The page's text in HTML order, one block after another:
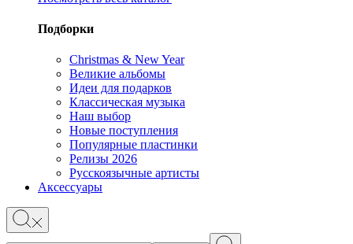
Подборки
Christmas & New Year
Великие альбомы
Идеи для подарков
Классическая музыка
Наш выбор
Новые поступления
Популярные пластинки
Релизы 2026
Русскоязычные артисты
Аксессуары